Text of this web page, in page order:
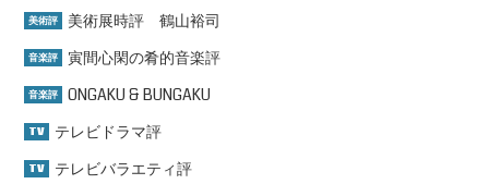
美術評 美術展時評 鶴山裕司
音楽評 寅間心閑の肴的音楽評
音楽評 ONGAKU & BUNGAKU
TV テレビドラマ評
TV テレビバラエティ評